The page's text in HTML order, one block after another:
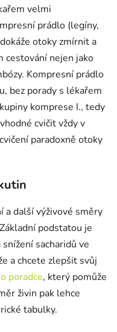
velmi
prádlo (legíny,
otoky zmírnit a
cestování nejen jako
Kompresní prádlo
bez porady s lékařem
komprese I., tedy
cvičit vždy v
paradoxně otoky
a další výživové směry
podstatou je
sacharidů ve
a chcete zlepšit svůj
poradce, který pomůže
živin pak lehce
tabulky.